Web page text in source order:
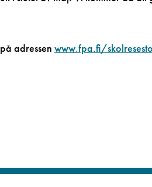
adressen www.fpa.fi/